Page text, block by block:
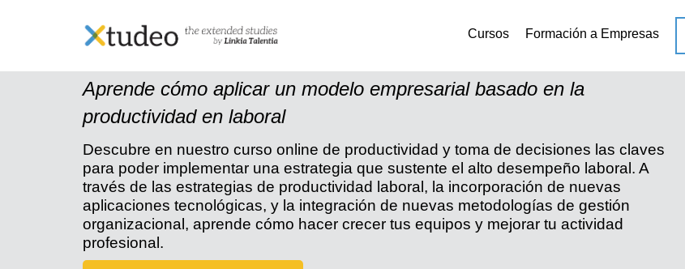
Cursos Formación a Empresas
Curso online de Productividad y toma de decisiones
Aprende cómo aplicar un modelo empresarial basado en la
productividad en laboral
Descubre en nuestro curso online de productividad y toma de decisiones las claves
para poder implementar una estrategia que sustente el alto desempeño laboral. A
través de las estrategias de productividad laboral, la incorporación de nuevas
aplicaciones tecnológicas, y la integración de nuevas metodologías de gestión
organizacional, aprende cómo hacer crecer tus equipos y mejorar tu actividad
profesional.